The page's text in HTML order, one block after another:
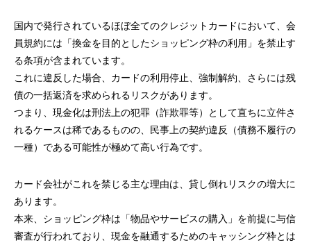
国内で発行されているほぼ全てのクレジットカードにおいて、会
員規約には「換金を目的としたショッピング枠の利用」を禁止す
る条項が含まれています。
これに違反した場合、カードの利用停止、強制解約、さらには残
債の一括返済を求められるリスクがあります。
つまり、現金化は刑法上の犯罪（詐欺罪等）として直ちに立件さ
れるケースは稀であるものの、民事上の契約違反（債務不履行の
一種）である可能性が極めて高い行為です。
カード会社がこれを禁じる主な理由は、貸し倒れリスクの増大に
あります。
本来、ショッピング枠は「物品やサービスの購入」を前提に与信
審査が行われており、現金を融通するためのキャッシング枠とは